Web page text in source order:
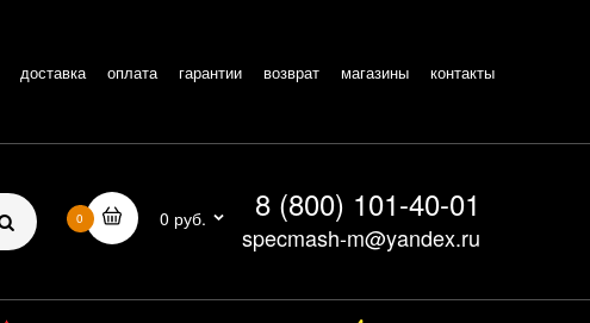
доставка оплата гарантии возврат магазины контакты
0 0 руб. 8 (800) 101-40-01
specmash-m@yandex.ru